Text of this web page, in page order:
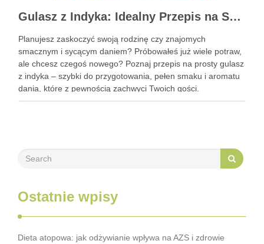
Gulasz z Indyka: Idealny Przepis na Szybki i Smaczny Obiad
Planujesz zaskoczyć swoją rodzinę czy znajomych
smacznym i sycącym daniem? Próbowałeś już wiele potraw,
ale chcesz czegoś nowego? Poznaj przepis na prosty gulasz
z indyka – szybki do przygotowania, pełen smaku i aromatu
dania, które z pewnością zachwyci Twoich gości.
Zastanawiasz się, jak go przyrządzić? To bardzo proste!
Ostatnie wpisy
Dieta atopowa: jak odżywianie wpływa na AZS i zdrowie